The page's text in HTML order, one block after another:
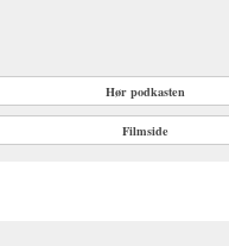
Hør podkasten
Filmside